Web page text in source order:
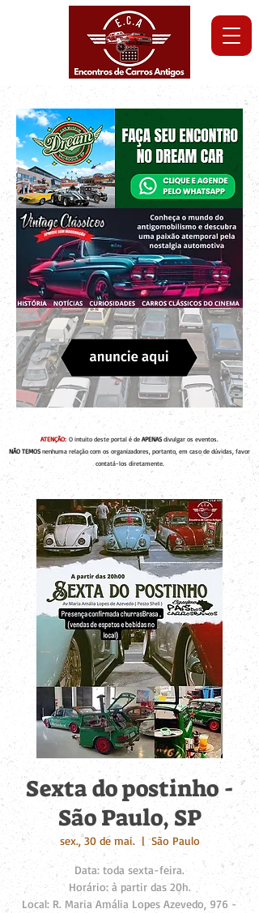
ATENÇÃO: O intuito deste portal é de APENAS divulgar os eventos.
NÃO TEMOS nenhuma relação com os organizadores, portanto, em caso de dúvidas, favor
contatá-los diretamente.
Sexta do postinho -
São Paulo, SP
sex., 30 de mai.
  |
São Paulo
Data: toda sexta-feira.
Horário: à partir das 20h.
Local: R. Maria Amália Lopes Azevedo, 976 -